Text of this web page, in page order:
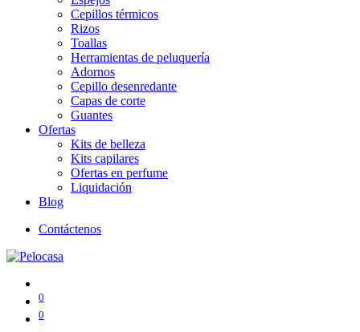
Cepillos térmicos
Rizos
Toallas
Herramientas de peluquería
Adornos
Cepillo desenredante
Capas de corte
Guantes
Ofertas
Kits de belleza
Kits capilares
Ofertas en perfume
Liquidación
Blog
Contáctenos
0
0